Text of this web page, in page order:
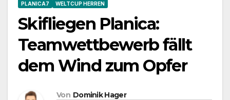
PLANICA7 WELTCUP HERREN
Skifliegen Planica:
Teamwettbewerb fällt
dem Wind zum Opfer
Von Dominik Hager